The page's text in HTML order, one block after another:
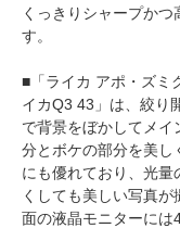
くっきりシャープか
す。
■「ライカ アポ・ズミ
イカQ3 43」は、絞り
で背景をぼかしてメイ
分とボケの部分を美し
にも優れており、光量
くしても美しい写真
面の液晶モニターには